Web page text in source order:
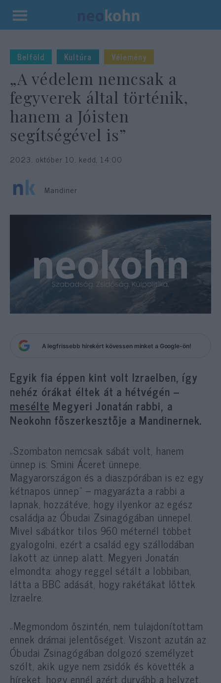
Kilépés
tartalomba
Belföld Kultúra Vélemény
„A védelem nemcsak a
fegyverek által történik,
hanem a Jóisten
segítségével is”
2023. október 10. kedd, 14:00
Mandiner
A legfrissebb hírekért kövessen minket a Google-ön!
Egyik fia éppen kint volt Izraelben, így
nehéz órákat éltek át a hétvégén –
mesélte Megyeri Jonatán rabbi, a
Neokohn főszerkesztője a Mandinernek.
„Szombaton nemcsak sábát volt, hanem
ünnep is: Smini Áceret ünnepe.
Magyarországon és a diaszpórában is ez egy
kétnapos ünnep” – magyarázta a rabbi a
lapnak, hozzátéve, hogy ilyenkor az egész
családja az Óbudai Zsinagógában ünnepel.
Mivel sábátkor tilos 960 méternél többet
gyalogolni, ezért a család egy szállodában
lakott az ünnep alatt. Megyeri Jonatán
elmondta: ahogy reggel sétált a lobbiban,
látta a BBC adását, hogy rakétákat lőttek
Izraelre.
„Megmondom őszintén, nem tulajdonítottam
ennek drámai jelentőséget. Viszont azután az
Óbudai Zsinagógában dolgozó személyzet
szólt, akik ugye nem zsidók és követték a
híreket, hogy ennél azért durvább a helyzet.